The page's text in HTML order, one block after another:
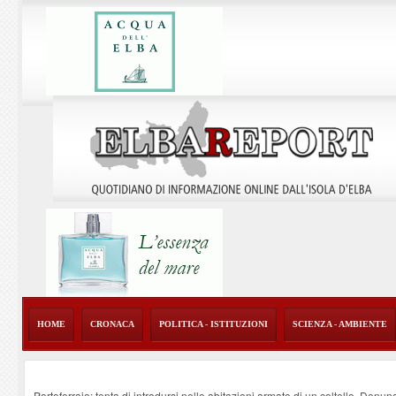
HOME CRONACA POLITICA - ISTITUZIONI SCIENZA - AMBIENTE